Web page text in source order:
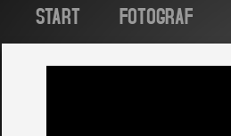
START FOTOGRAF